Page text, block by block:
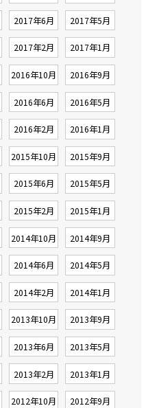
2017年6月 2017年5月
2017年2月 2017年1月
2016年10月 2016年9月
2016年6月 2016年5月
2016年2月 2016年1月
2015年10月 2015年9月
2015年6月 2015年5月
2015年2月 2015年1月
2014年10月 2014年9月
2014年6月 2014年5月
2014年2月 2014年1月
2013年10月 2013年9月
2013年6月 2013年5月
2013年2月 2013年1月
2012年10月 2012年9月